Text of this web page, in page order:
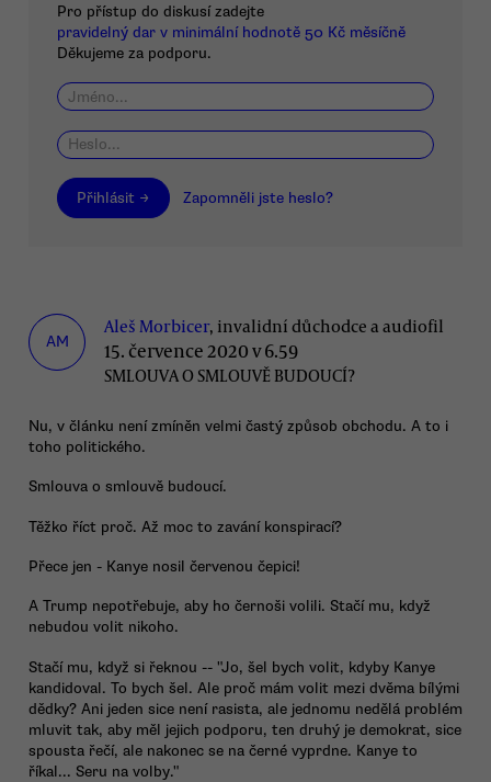
Pro přístup do diskusí zadejte
pravidelný dar v minimální hodnotě 50 Kč měsíčně
Děkujeme za podporu.
Přihlásit → Zapomněli jste heslo?
AM
Aleš Morbicer, invalidní důchodce a audiofil
15. července 2020 v 6.59
SMLOUVA O SMLOUVĚ BUDOUCÍ?
Nu, v článku není zmíněn velmi častý způsob obchodu. A to i
toho politického.
Smlouva o smlouvě budoucí.
Těžko říct proč. Až moc to zavání konspirací?
Přece jen - Kanye nosil červenou čepici!
A Trump nepotřebuje, aby ho černoši volili. Stačí mu, když
nebudou volit nikoho.
Stačí mu, když si řeknou -- "Jo, šel bych volit, kdyby Kanye
kandidoval. To bych šel. Ale proč mám volit mezi dvěma bílými
dědky? Ani jeden sice není rasista, ale jednomu nedělá problém
mluvit tak, aby měl jejich podporu, ten druhý je demokrat, sice
spousta řečí, ale nakonec se na černé vyprdne. Kanye to
říkal... Seru na volby."